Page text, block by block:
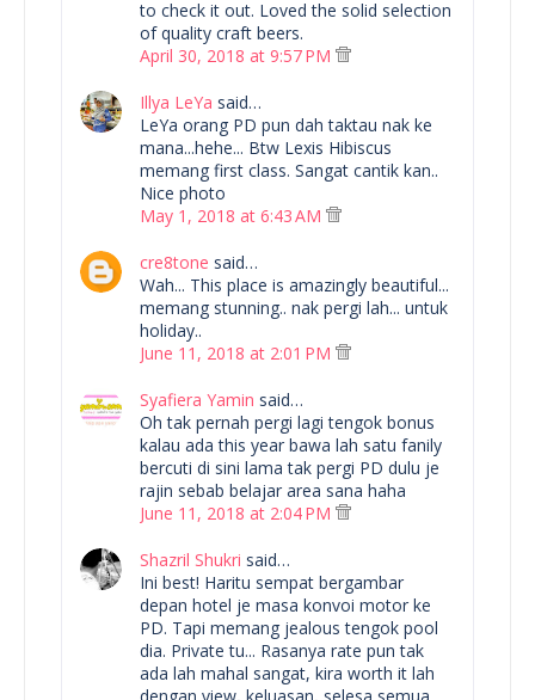
to check it out. Loved the solid selection
of quality craft beers.
April 30, 2018 at 9:57 PM
Illya LeYa said…
LeYa orang PD pun dah taktau nak ke
mana...hehe... Btw Lexis Hibiscus
memang first class. Sangat cantik kan..
Nice photo
May 1, 2018 at 6:43 AM
cre8tone said…
Wah... This place is amazingly beautiful...
memang stunning.. nak pergi lah... untuk
holiday..
June 11, 2018 at 2:01 PM
Syafiera Yamin said…
Oh tak pernah pergi lagi tengok bonus
kalau ada this year bawa lah satu fanily
bercuti di sini lama tak pergi PD dulu je
rajin sebab belajar area sana haha
June 11, 2018 at 2:04 PM
Shazril Shukri said…
Ini best! Haritu sempat bergambar
depan hotel je masa konvoi motor ke
PD. Tapi memang jealous tengok pool
dia. Private tu... Rasanya rate pun tak
ada lah mahal sangat, kira worth it lah